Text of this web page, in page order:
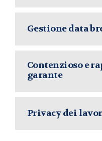
Gestione data
Contenzioso e
garante
Privacy dei